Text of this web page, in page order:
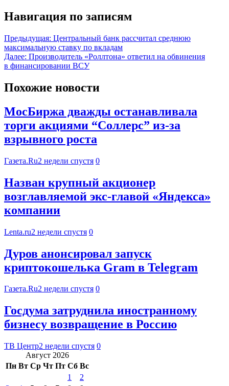
Навигация по записям
Предыдущая: Центральный банк рассчитал среднюю
максимальную ставку по вкладам
Далее: Производитель «Роллтона» ответил на обвинения
в финансировании ВСУ
Похожие новости
МосБиржа дважды останавливала
торги акциями “Соллерс” из-за
взрывного роста
Газета.Ru2 недели спустя 0
Назван крупный акционер
возглавляемой экс-главой «Яндекса»
компании
Lenta.ru2 недели спустя 0
Дуров анонсировал запуск
криптокошелька Gram в Telegram
Газета.Ru2 недели спустя 0
Госдума затруднила иностранному
бизнесу возвращение в Россию
ТВ Центр2 недели спустя 0
Август 2026
Пн Вт Ср Чт Пт Сб Вс
1
2